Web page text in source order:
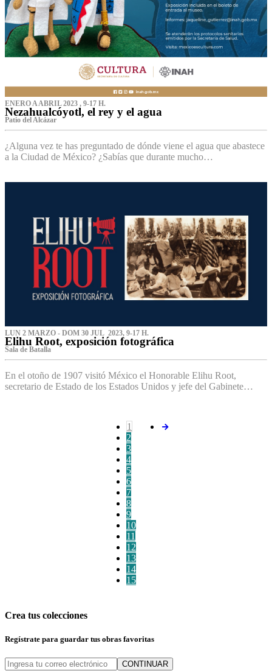
ENERO A ABRIL 2023 , 9-17 H.
Nezahualcóyotl, el rey y el agua
Patio del Alcázar
¿Alguna vez te has preguntado de dónde viene el agua que abastece
a la Ciudad de México? ¿Sabías que durante mucho…
LUN 2 MARZO - DOM 30 JUL 2023, 9-17 H.
Elihu Root, exposición fotográfica
Sala de Batalla
En el otoño de 1907 visitó México el Honorable Elihu Root,
secretario de Estado de los Estados Unidos y jefe del Gabinete…
1
2
3
4
5
6
7
8
9
10
11
12
13
14
15
Crea tus colecciones
Regístrate para guardar tus obras favoritas
CONTINUAR